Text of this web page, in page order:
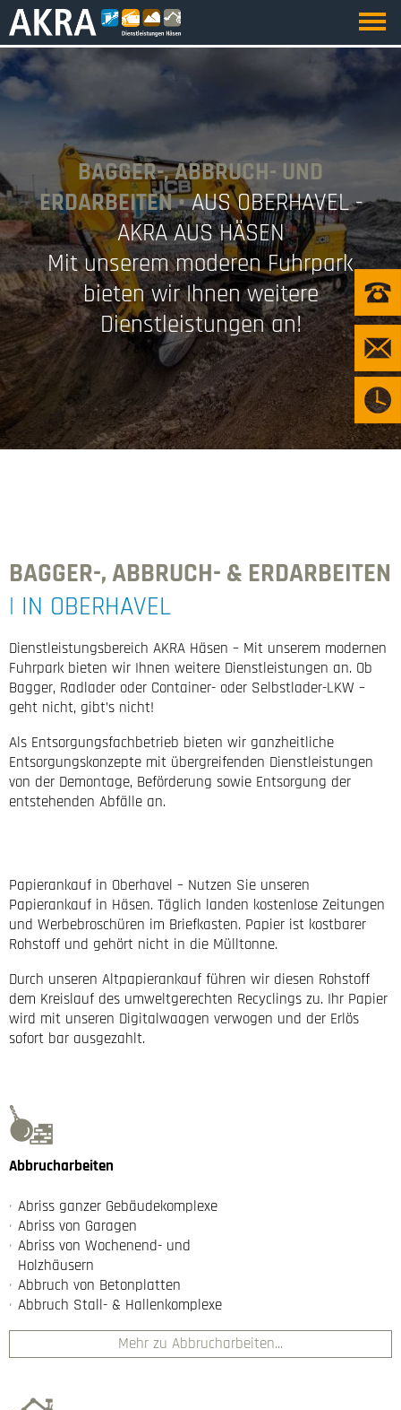
BAGGER-, ABBRUCH- UND
ERDARBEITEN •AUS OBERHAVEL -
AKRA AUS HÄSEN
Mit unserem moderen Fuhrpark
bieten wir Ihnen weitere
Dienstleistungen an!
BAGGER-, ABBRUCH- & ERDARBEITEN
| IN OBERHAVEL
Dienstleistungsbereich AKRA Häsen – Mit unserem modernen
Fuhrpark bieten wir Ihnen weitere Dienstleistungen an. Ob
Bagger, Radlader oder Container- oder Selbstlader-LKW –
geht nicht, gibt’s nicht!
Als Entsorgungsfachbetrieb bieten wir ganzheitliche
Entsorgungskonzepte mit übergreifenden Dienstleistungen
von der Demontage, Beförderung sowie Entsorgung der
entstehenden Abfälle an.
Papierankauf in Oberhavel – Nutzen Sie unseren
Papierankauf in Häsen. Täglich landen kostenlose Zeitungen
und Werbebroschüren im Briefkasten. Papier ist kostbarer
Rohstoff und gehört nicht in die Mülltonne.
Durch unseren Altpapierankauf führen wir diesen Rohstoff
dem Kreislauf des umweltgerechten Recyclings zu. Ihr Papier
wird mit unseren Digitalwaagen verwogen und der Erlös
sofort bar ausgezahlt.
Abbrucharbeiten
Abriss ganzer Gebäudekomplexe
Abriss von Garagen
Abriss von Wochenend- und
Holzhäusern
Abbruch von Betonplatten
Abbruch Stall- & Hallenkomplexe
Mehr zu Abbrucharbeiten...